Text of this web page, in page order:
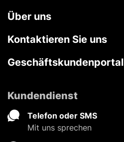
Über uns
Kontaktieren Sie uns
Geschäftskundenportal
Kundendienst
Telefon oder SMS
Mit uns sprechen